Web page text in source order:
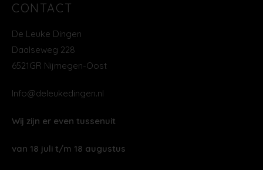
CONTACT
De Leuke Dingen
Daalseweg 228
6521GR Nijmegen-Oost
Info@deleukedingen.nl
Wij zijn er even tussenuit
van 18 juli t/m 18 augustus